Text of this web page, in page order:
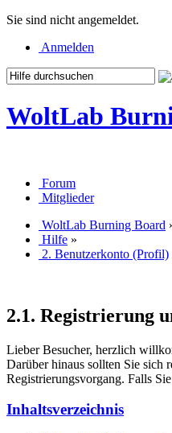
Sie sind nicht angemeldet.
Anmelden
WoltLab
Forum
Mitglieder
WoltLab Burning Board
Hilfe »
2. Benutzerkonto (Profil)
2.1. Registrierung
Lieber Besucher, herzlich
Darüber hinaus sollten Sie sich
Registrierungsvorgang. Falls
Inhaltsverzeichnis